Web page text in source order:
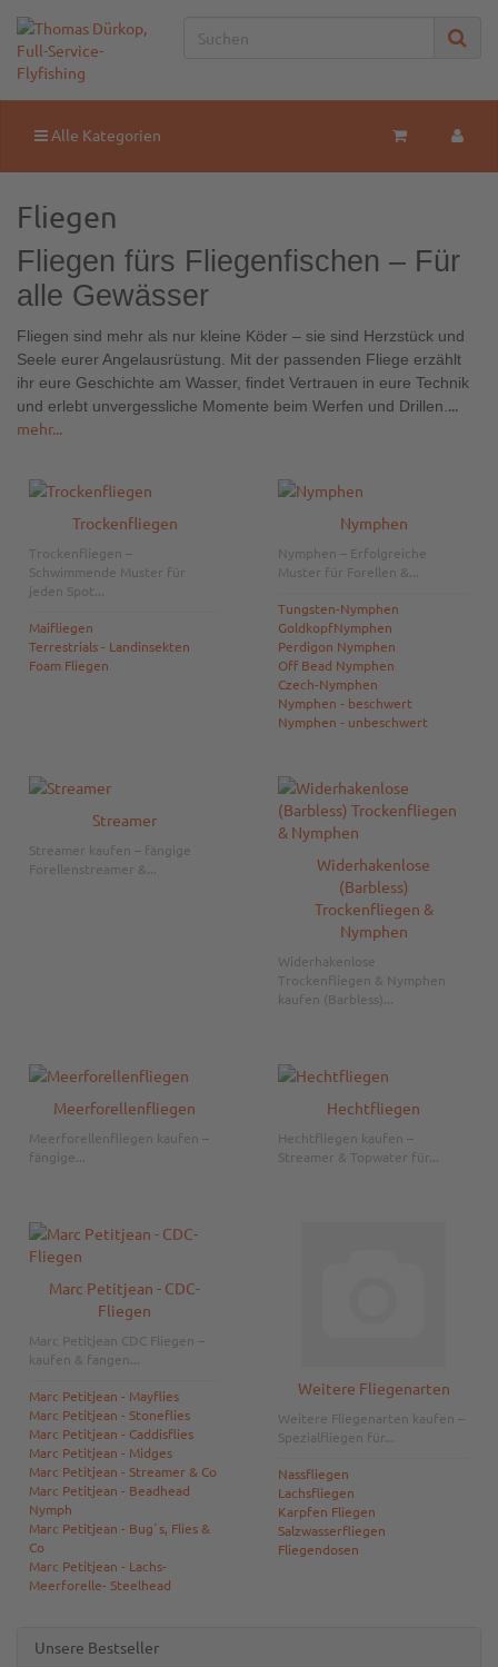
Alle Kategorien
Fliegen
Fliegen fürs Fliegenfischen – Für
alle Gewässer
Fliegen sind mehr als nur kleine Köder – sie sind Herzstück und
Seele eurer Angelausrüstung. Mit der passenden Fliege erzählt
ihr eure Geschichte am Wasser, findet Vertrauen in eure Technik
und erlebt unvergessliche Momente beim Werfen und Drillen. ...
mehr...
Trockenfliegen
Trockenfliegen –
Schwimmende Muster für
jeden Spot...
Maifliegen
Terrestrials - Landinsekten
Foam Fliegen
Nymphen
Nymphen – Erfolgreiche
Muster für Forellen &...
Tungsten-Nymphen
GoldkopfNymphen
Perdigon Nymphen
Off Bead Nymphen
Czech-Nymphen
Nymphen - beschwert
Nymphen - unbeschwert
Streamer
Streamer kaufen – fängige
Forellenstreamer &...
Widerhakenlose
(Barbless)
Trockenfliegen &
Nymphen
Widerhakenlose
Trockenfliegen & Nymphen
kaufen (Barbless)...
Meerforellenfliegen
Meerforellenfliegen kaufen –
fängige...
Hechtfliegen
Hechtfliegen kaufen –
Streamer & Topwater für...
Marc Petitjean - CDC-
Fliegen
Marc Petitjean CDC Fliegen –
kaufen & fangen...
Marc Petitjean - Mayflies
Marc Petitjean - Stoneflies
Marc Petitjean - Caddisflies
Marc Petitjean - Midges
Marc Petitjean - Streamer & Co
Marc Petitjean - Beadhead
Nymph
Marc Petitjean - Bug`s, Flies &
Co
Marc Petitjean - Lachs-
Meerforelle- Steelhead
Weitere Fliegenarten
Weitere Fliegenarten kaufen –
Spezialfliegen für...
Nassfliegen
Lachsfliegen
Karpfen Fliegen
Salzwasserfliegen
Fliegendosen
Unsere Bestseller